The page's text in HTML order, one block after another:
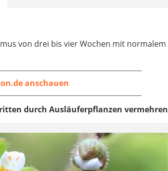
von drei bis vier Wochen mit normalem
anschauen
durch Ausläuferpflanzen vermehren